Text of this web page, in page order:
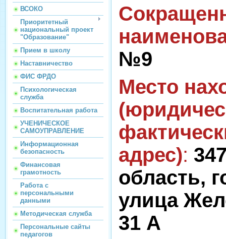
ВСОКО
Приоритетный
национальный проект
"Образование"
Прием в школу
Наставничество
ФИС ФРДО
Психологическая
служба
Воспитательная работа
УЧЕНИЧЕСКОЕ
САМОУПРАВЛЕНИЕ
Информационная
безопасность
Финансовая
грамотность
Работа с
персональными
данными
Методическая служба
Персональные сайты
педагогов
№9
Место
адрес):
область,
улица
31 А